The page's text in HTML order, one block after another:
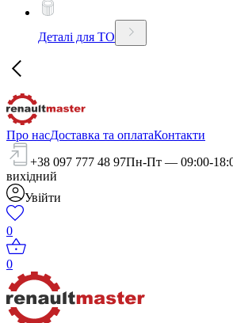
Деталі для ТО
Про насДоставка та оплатаКонтакти
+38 097 777 48 97Пн-Пт — 09:00-
вихідний
Увійти
0
0